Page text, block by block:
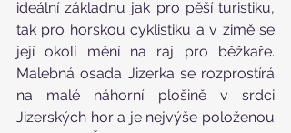
ideální základnu jak pro pěší turistiku,
tak pro horskou cyklistiku a v zimě se
její okolí mění na ráj pro běžkaře.
Malebná osada Jizerka se rozprostírá
na malé náhorní plošině v srdci
Jizerských hor a je nejvýše položenou